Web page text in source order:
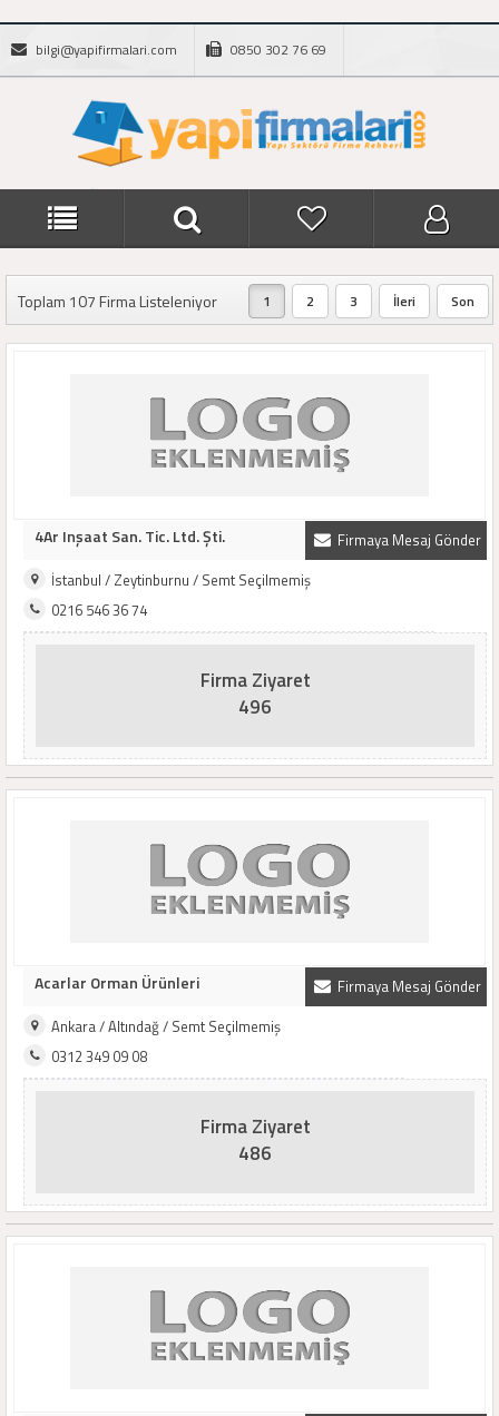
bilgi@yapifirmalari.com 0850 302 76 69
Toplam 107 Firma Listeleniyor 1 2 3 İleri Son
Firmaya Mesaj Gönder
4Ar Inşaat San. Tic. Ltd. Şti.
İstanbul / Zeytinburnu / Semt Seçilmemiş
0216 546 36 74
Firma Ziyaret
496
Firmaya Mesaj Gönder
Acarlar Orman Ürünleri
Ankara / Altındağ / Semt Seçilmemiş
0312 349 09 08
Firma Ziyaret
486